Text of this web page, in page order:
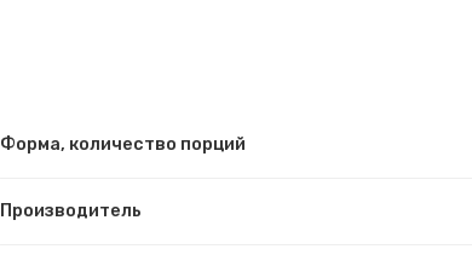
Форма, количество порций
Производитель